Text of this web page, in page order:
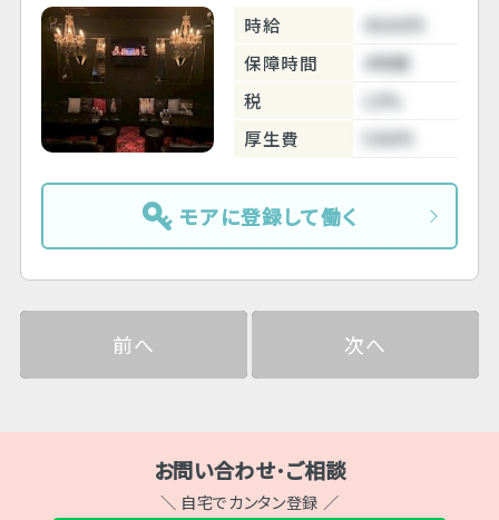
時給
4500円
保障時間
4時間
税
10%
厚生費
500円
モアに登録して働く
前へ 次へ
お問い合わせ･ご相談
＼ 自宅でカンタン登録 ／